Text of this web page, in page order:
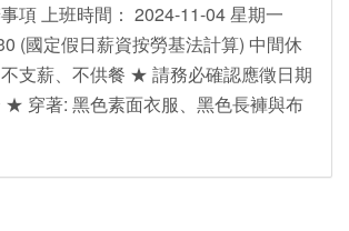
項 上班時間： 2024-11-04 星期一
(國定假日薪資按勞基法計算) 中間休
支薪、不供餐 ★ 請務必確認應徵日期
★ 穿著: 黑色素面衣服、黑色長褲與布